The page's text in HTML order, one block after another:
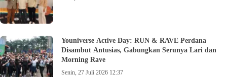
Youniverse Active Day: RUN & RAVE Perdana
Disambut Antusias, Gabungkan Serunya Lari dan
Morning Rave
Senin, 27 Juli 2026 12:37